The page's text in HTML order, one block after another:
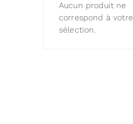
Aucun produit ne
correspond à votre
sélection.